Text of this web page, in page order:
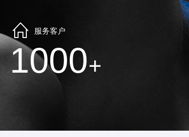
服务客户
1000+